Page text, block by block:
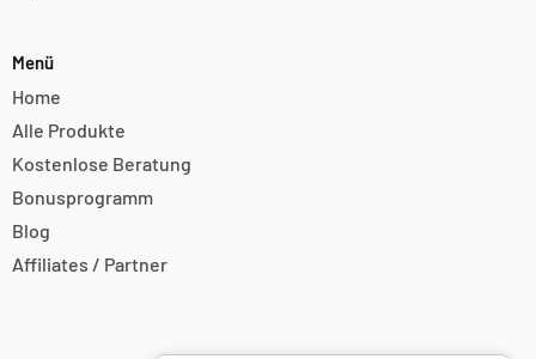
Menü
Home
Alle Produkte
Kostenlose Beratung
Bonusprogramm
Blog
Affiliates / Partner